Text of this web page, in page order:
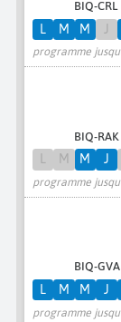
BIQ-CRL
programme jusqu'
L M M
BIQ-RAK
programme jusqu'
L M M J
BIQ-GVA
programme jusqu'
L M M J